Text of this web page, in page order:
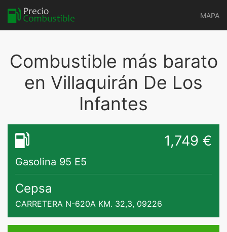
MAPA
Combustible más barato
en Villaquirán De Los
Infantes
1,749 €
Gasolina 95 E5
Cepsa
CARRETERA N-620A KM. 32,3, 09226